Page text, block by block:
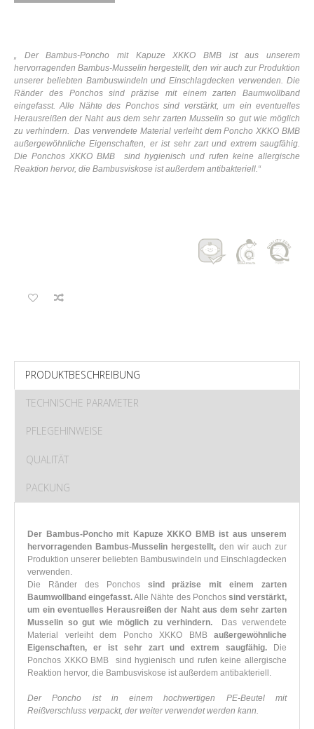
„
Der Bambus-Poncho mit Kapuze XKKO BMB ist aus unserem
hervorragenden Bambus-Musselin hergestellt,den wir auch zur Produktion
unserer beliebten Bambuswindeln und Einschlagdecken verwenden. Die
Ränder des Ponchos sind präzise mit einem zarten Baumwollband
eingefasst. Alle Nähte des Ponchos sind verstärkt, um ein eventuelles
Herausreißen der Naht aus dem sehr zarten Musselin so gut wie möglich
zu verhindern. Das verwendete Material verleiht dem Poncho XKKO BMB
außergewöhnliche Eigenschaften, er ist sehr zart und extrem saugfähig.
Die Ponchos XKKO BMB sind hygienisch und rufen keine allergische
Reaktion hervor, die Bambusviskose ist außerdem antibakteriell.“
PRODUKTBESCHREIBUNG
TECHNISCHE PARAMETER
PFLEGEHINWEISE
QUALITÄT
PACKUNG
Der Bambus-Poncho mit Kapuze XKKO BMB ist aus unserem
hervorragenden Bambus-Musselin hergestellt, den wir auch zur
Produktion unserer beliebten Bambuswindeln und Einschlagdecken
verwenden.
Die Ränder des Ponchos sind präzise mit einem zarten
Baumwollband eingefasst.Alle Nähte des Ponchos sind verstärkt,
um ein eventuelles Herausreißen der Naht aus dem sehr zarten
Musselin so gut wie möglich zu verhindern.
Das verwendete
Material verleiht dem Poncho XKKO BMB außergewöhnliche
Eigenschaften, er ist sehr zart und extrem saugfähig.
Die
Ponchos XKKO BMB sind hygienisch und rufen keine allergische
Reaktion hervor, die Bambusviskose ist außerdem antibakteriell.
Der Poncho ist in einem hochwertigen PE-Beutel mit
Reißverschluss verpackt, der weiter verwendet werden kann.